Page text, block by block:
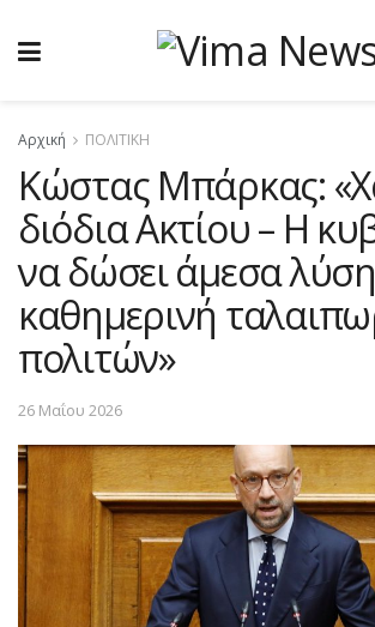
Αρχική ΠΟΛΙΤΙΚΗ
Κώστας Μπάρκας:
διόδια Ακτίου – Η
να δώσει άμεσα
καθημερινή
πολιτών»
26 Μαΐου 2026